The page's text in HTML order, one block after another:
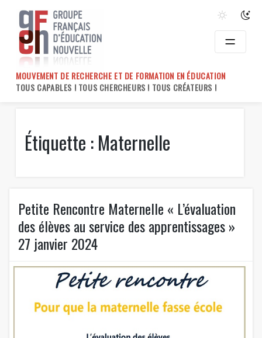
content
MOUVEMENT DE RECHERCHE ET DE FORMATION EN ÉDUCATION
TOUS CAPABLES ! TOUS CHERCHEURS ! TOUS CRÉATEURS !
Étiquette :Maternelle
Petite Rencontre Maternelle « L’évaluation
des élèves au service des apprentissages »
27 janvier 2024